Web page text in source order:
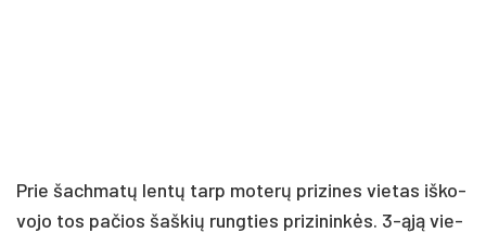
Prie šach­ma­tų len­tų tarp mo­te­rų pri­zi­nes vie­tas iš­ko­
vo­jo tos pa­čios šaš­kių rung­ties pri­zi­nin­kės. 3-ąją vie­